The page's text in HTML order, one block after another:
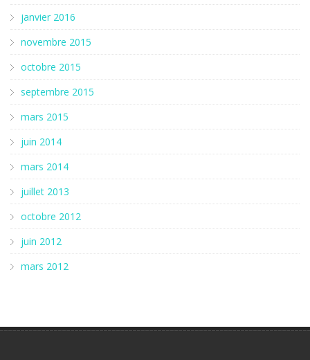
janvier 2016
novembre 2015
octobre 2015
septembre 2015
mars 2015
juin 2014
mars 2014
juillet 2013
octobre 2012
juin 2012
mars 2012